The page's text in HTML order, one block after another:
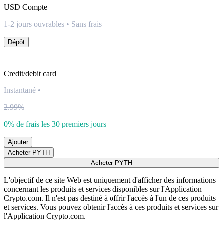
USD Compte
1-2 jours ouvrables • Sans frais
Dépôt
Credit/debit card
Instantané •
2.99%
0% de frais les 30 premiers jours
Ajouter
Acheter PYTH
Acheter PYTH
L'objectif de ce site Web est uniquement d'afficher des informations
concernant les produits et services disponibles sur l'Application
Crypto.com. Il n'est pas destiné à offrir l'accès à l'un de ces produits
et services. Vous pouvez obtenir l'accès à ces produits et services sur
l'Application Crypto.com.